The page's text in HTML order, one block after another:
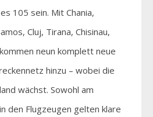
105 sein. Mit Chania,
Cluj, Tirana, Chisinau,
neun komplett neue
hinzu – wobei die
wächst. Sowohl am
den Flugzeugen gelten klare